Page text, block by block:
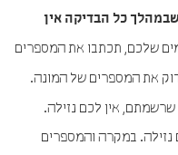
כל הבדיקה אין
שלכם, תכתבו את המספרים
את המספרים של המונה.
אין לכם נזילה.
במקרה והמספרים